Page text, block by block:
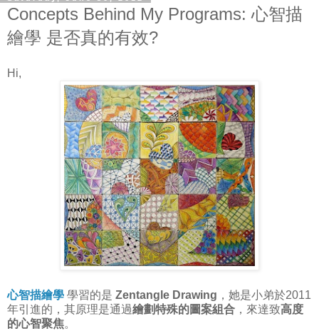
Concepts Behind My Programs: 心智描
繪學 是否真的有效?
Hi,
心智描繪學 學習的是 Zentangle Drawing ，她是小弟於2011
年引進的，其原理是通過繪劃特殊的圖案組合 ，來達致高度
的心智聚焦。